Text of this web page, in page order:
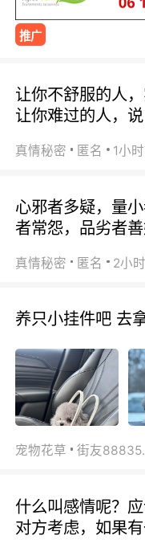
推广
让你不舒服的人
让你难过的人，
真情秘密 匿名 1小
心邪者多疑，量
者常怨，品劣者
真情秘密 匿名 2小
养只小挂件吧 去
宠物花草 街
什么叫感情呢？
对方考虑，如果